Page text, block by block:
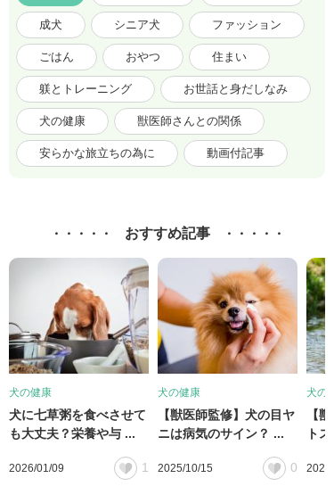
成犬 シニア犬 ファッション
ごはん おやつ 住まい
躾とトレーニング お世話と身だしなみ
犬の健康 獣医師さんとの関係
安らかな旅立ちの為に 動画付記事
おすすめ記事
犬の健康
犬に七草粥を食べさせて
も大丈夫？栄養や与 ...
2026/01/09 1
犬の健康
【獣医師監修】犬の目ヤ
ニは病気のサイン？ ...
2025/10/15 0
犬の
【
ト
2025/